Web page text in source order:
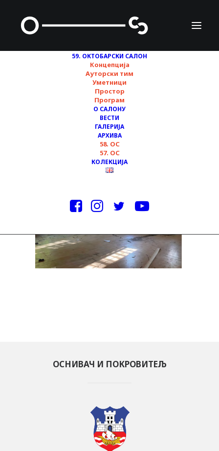
59. ОКТОБАРСКИ САЛОН
Концепција
Ауторски тим
Уметници
Простор
Програм
О САЛОНУ
ВЕСТИ
ГАЛЕРИЈА
АРХИВА
58. ОС
57. ОС
КОЛЕКЦИЈА
Picture1
Home
vesti
59. ОКТОБАРСКИ САЛОН - ОТВАРАЊЕ #5
ОСНИВАЧ И ПОКРОВИТЕЉ